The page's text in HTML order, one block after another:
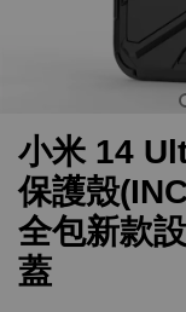
小米 14
保護殼
全包新款
蓋